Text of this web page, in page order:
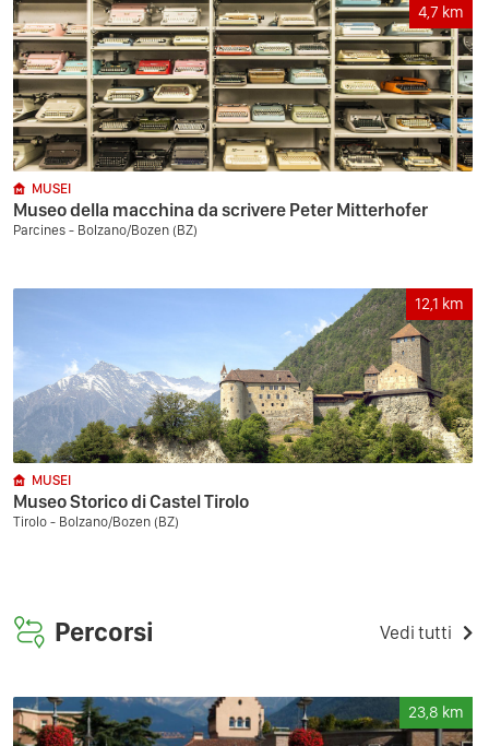
4,7 km
MUSEI
Museo della macchina da scrivere Peter Mitterhofer
Parcines - Bolzano/Bozen (BZ)
12,1 km
MUSEI
Museo Storico di Castel Tirolo
Tirolo - Bolzano/Bozen (BZ)
Percorsi Vedi tutti
23,8 km